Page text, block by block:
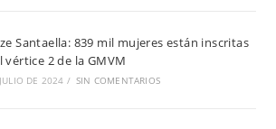
Santaella: 839 mil mujeres están inscritas
vértice 2 de la GMVM
DE 2024 / SIN COMENTARIOS